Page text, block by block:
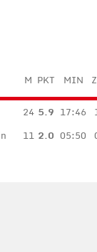
M PKT MIN
24 5.9 17:46
11 2.0 05:50